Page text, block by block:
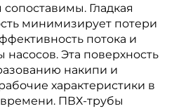
Гладкая
минимизирует потери
потока и
насосов. Эта поверхность
накипи и
характеристики в
ПВХ-трубы